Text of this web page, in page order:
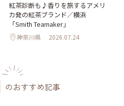
紅茶診断も♪香りを旅するアメリ
カ発の紅茶ブランド／横浜
「Smith Teamaker」
神奈川県 2026.07.24
のおすすめ記事